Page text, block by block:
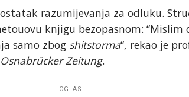
razumijevanja za odluku.
knjigu bezopasnom: “Mislim
samo zbog shitstorma“, rekao je
Zeitung.
OGLAS